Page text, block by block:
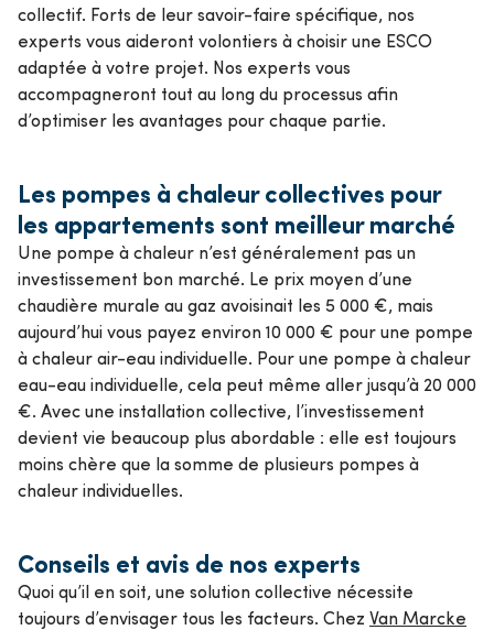
collectif. Forts de leur savoir-faire spécifique, nos
experts vous aideront volontiers à choisir une ESCO
adaptée à votre projet. Nos experts vous
accompagneront tout au long du processus afin
d’optimiser les avantages pour chaque partie.
Les pompes à chaleur collectives pour
les appartements sont meilleur marché
Une pompe à chaleur n’est généralement pas un
investissement bon marché. Le prix moyen d’une
chaudière murale au gaz avoisinait les 5 000 €, mais
aujourd’hui vous payez environ 10 000 € pour une pompe
à chaleur air-eau individuelle. Pour une pompe à chaleur
eau-eau individuelle, cela peut même aller jusqu’à 20 000
€. Avec une installation collective, l’investissement
devient vie beaucoup plus abordable : elle est toujours
moins chère que la somme de plusieurs pompes à
chaleur individuelles.
Conseils et avis de nos experts
Quoi qu’il en soit, une solution collective nécessite
toujours d’envisager tous les facteurs. Chez Van Marcke